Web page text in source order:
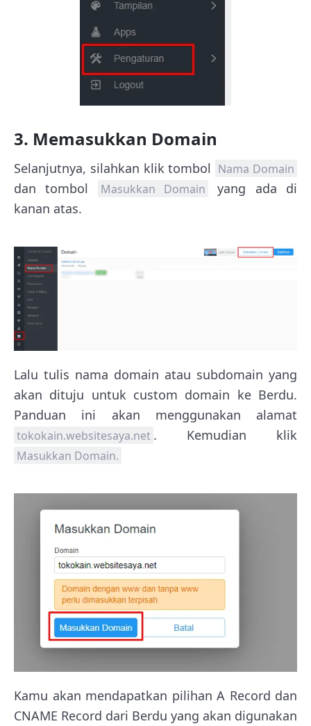
3. Memasukkan Domain
Selanjutnya, silahkan klik tombol Nama Domain
dan tombol Masukkan Domain
yang ada di
kanan atas.
Lalu tulis nama domain atau subdomain yang
akan dituju untuk custom domain ke Berdu.
Panduan ini akan menggunakan alamat
tokokain.websitesaya.net . Kemudian klik
Masukkan Domain.
Kamu akan mendapatkan pilihan A Record dan
CNAME Record dari Berdu yang akan digunakan